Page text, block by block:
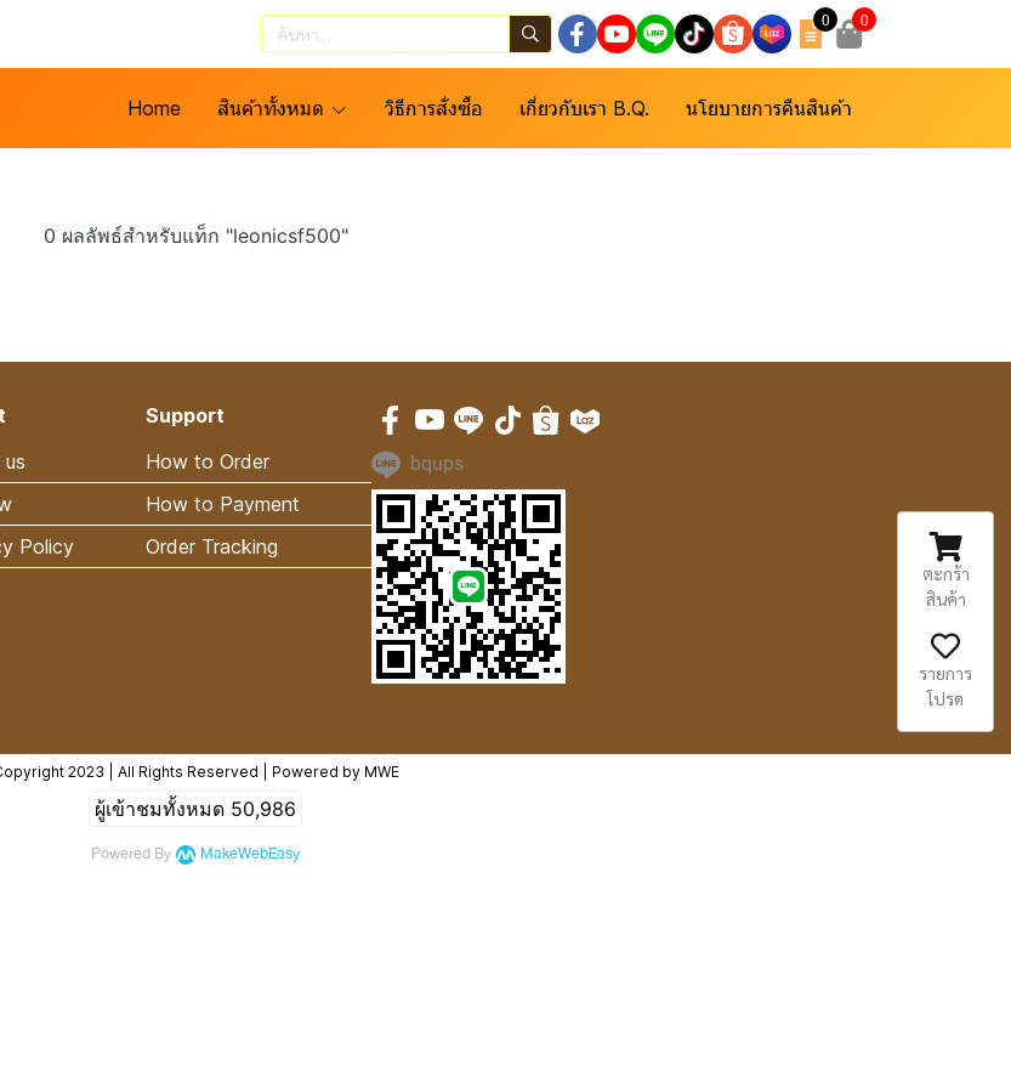
0 0
Home สินค้าทั้งหมด วิธีการสั่งซื้อ เกี่ยวกับเรา B.Q. นโยบายการคืนสินค้า
0 ผลลัพธ์สำหรับแท็ก "leonicsf500"
Policy
Support
How to Order
How to Payment
Order Tracking
bqups
2023 | All Rights Reserved | Powered by MWE
ผู้เข้าชมทั้งหมด 50,986
Powered By MakeWebEasy
ตะกร้า
สินค้า
รายการ
โปรด